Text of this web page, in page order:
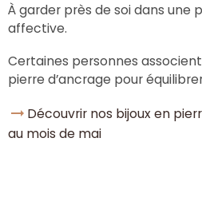
À garder près de soi dans une
affective.
Certaines personnes
pierre d’ancrage pour
Découvrir nos bijoux en
au mois de mai